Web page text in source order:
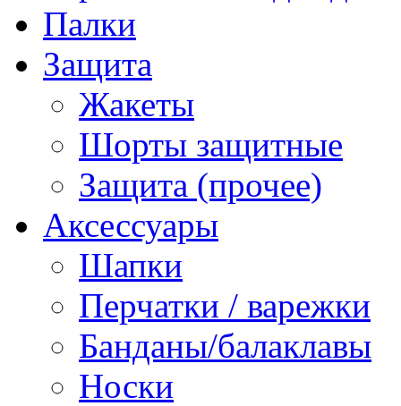
Палки
Защита
Жакеты
Шорты защитные
Защита (прочее)
Аксессуары
Шапки
Перчатки / варежки
Банданы/балаклавы
Носки